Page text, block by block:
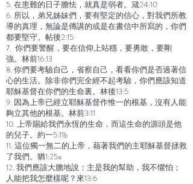
5. 在患難的日子膽怯，就真是弱者。箴24:10
6. 所以，弟兄姊妹們，要有堅定的信心，對我們所教
導的真理，無論是傳講的或是在書信中所寫的，你們
都要堅守。帖後2:15
7. 你們要警醒，要在信仰上站穩，要勇敢，要剛
強。林前16:13
8. 你們要考驗自己，省察自己，看看你們是否過著信
心的生活。除非你們完全經不起考驗，你們應該知道
耶穌基督在你們的生命裏。林後13:5
9. 因為上帝已經立耶穌基督作惟一的根基，沒有人能
夠立其他的根基。林前3:11
10. 上帝賜給我們永恆的生命，而這生命的源頭是他
的兒子。約一5:11b
11. 這位獨一無二的上帝，藉著我們的主耶穌基督拯救
了我們。猶1:25a
12. 我們應該大膽地說：主是我的幫助，我不懼怕；
人能把我怎麼樣呢？來13:6